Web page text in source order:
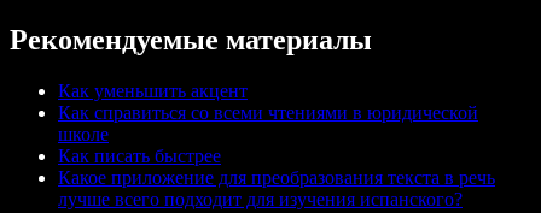
Рекомендуемые материалы
Как уменьшить акцент
Как справиться со всеми чтениями в юридической
школе
Как писать быстрее
Какое приложение для преобразования текста в речь
лучше всего подходит для изучения испанского?